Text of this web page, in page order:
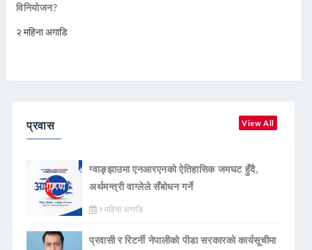
विनियोजन?
२ महिना अगाडि
प्रवास View All
ग्वाङ्झाउमा एनआरएनको ऐतिहासिक जमघट हुँदै,
अर्थमन्त्री वाग्लेले सँबोधन गर्ने
१ महिना अगाडि
प्रवासी र रिटर्नी नेपालीको पीडा सरकारको कार्यसूचीमा